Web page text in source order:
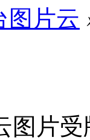
图片云
图片